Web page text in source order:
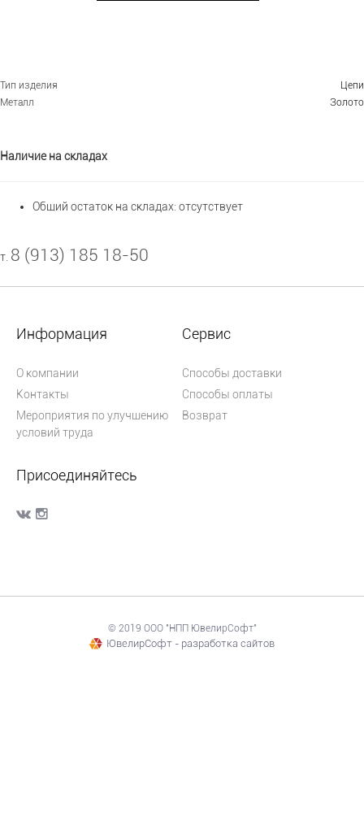
Тип изделия
Цепи
Металл
Золото
Наличие на складах
Общий остаток на складах: отсутствует
т. 8 (913) 185 18-50
Информация
О компании
Контакты
Мероприятия по улучшению
условий труда
Сервис
Способы доставки
Способы оплаты
Возврат
Присоединяйтесь
© 2019 ООО "НПП ЮвелирСофт"
ЮвелирСофт - разработка сайтов